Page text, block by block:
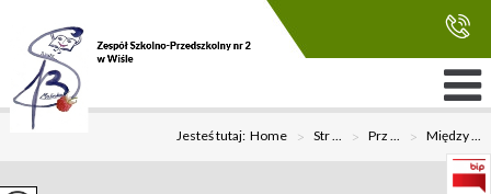
Jesteś tutaj:Home > Str ... > Prz ... > Między ...